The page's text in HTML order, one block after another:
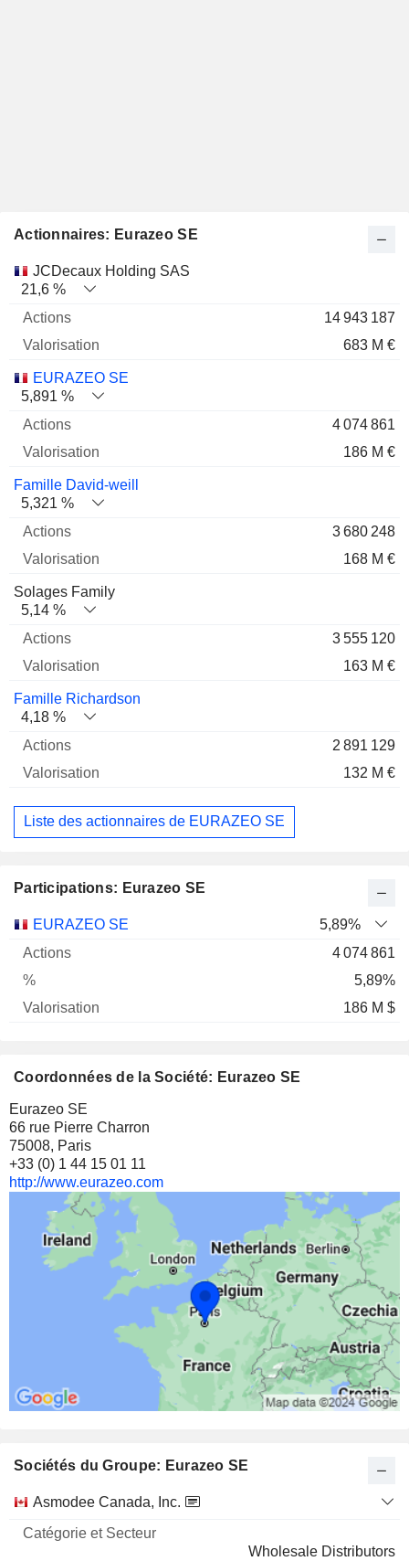
Actionnaires: Eurazeo SE
Nom Actions % Valorisation
JCDecaux Holding SAS
21,6 %
14 943 187
683 M €
EURAZEO SE
5,891 %
4 074 861
186 M €
Famille David-weill
5,321 %
3 680 248
168 M €
Solages Family
5,14 %
3 555 120
163 M €
Famille Richardson
4,18 %
2 891 129
132 M €
Liste des actionnaires de EURAZEO SE
Participations: Eurazeo SE
Nom Actions %
EURAZEO SE
5,89%
4 074 861
5,89%
186 M $
Coordonnées de la Société: Eurazeo SE
Eurazeo SE
66 rue Pierre Charron
75008, Paris
+33 (0) 1 44 15 01 11
http://www.eurazeo.com
Sociétés du Groupe: Eurazeo SE
Nom
Catégorie
Secteur
Asmodee Canada, Inc.
Wholesale Distributors